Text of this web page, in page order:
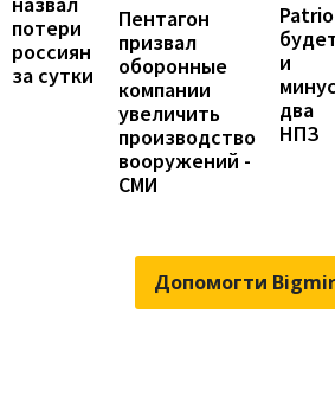
потери
россиян
за сутки
Пентагон
призвал
оборонные
компании
увеличить
производство
вооружений -
СМИ
и
минус
два
НПЗ
Допомогти